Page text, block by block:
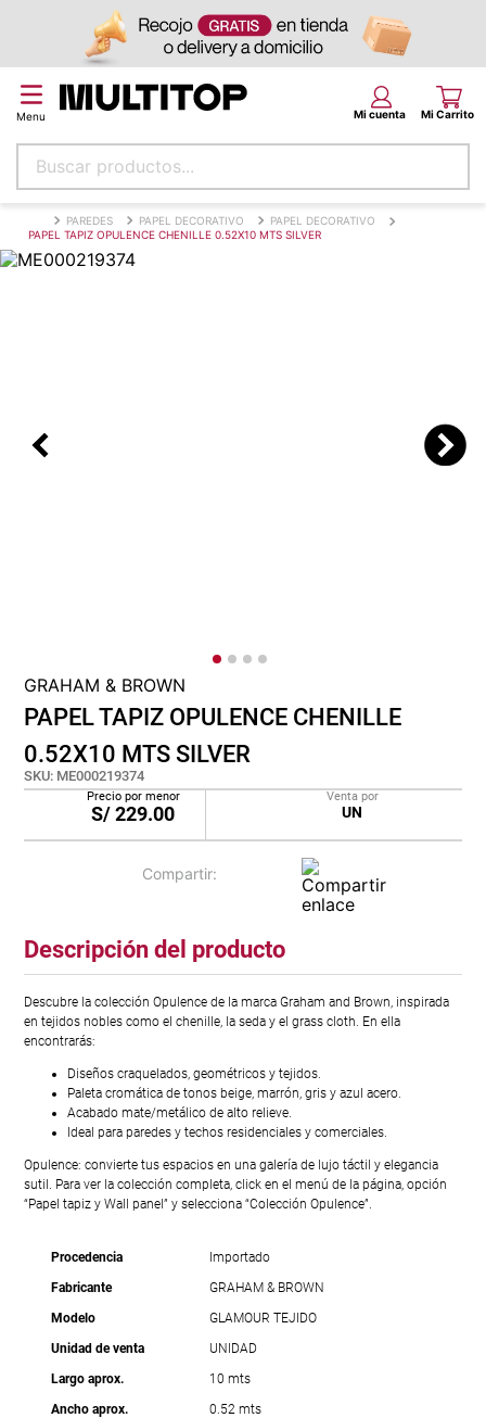
Buscar productos...
PAREDES PAPEL DECORATIVO
PAPEL DECORATIVO
PAPEL TAPIZ OPULENCE CHENILLE 0.52X10 MTS SILVER
GRAHAM & BROWN
PAPEL TAPIZ OPULENCE CHENILLE
0.52X10 MTS SILVER
SKU: ME000219374
Precio por menor
S/229.00
Venta por
UN
Descripción del producto
Descubre la colección Opulence de la marca Graham and Brown, inspirada
en tejidos nobles como el chenille, la seda y el grass cloth. En ella
encontrarás:
Diseños craquelados, geométricos y tejidos.
Paleta cromática de tonos beige, marrón, gris y azul acero.
Acabado mate/metálico de alto relieve.
Ideal para paredes y techos residenciales y comerciales.
Opulence: convierte tus espacios en una galería de lujo táctil y elegancia
sutil. Para ver la colección completa, click en el menú de la página, opción
“Papel tapiz y Wall panel” y selecciona “Colección Opulence”.
Procedencia
Importado
Fabricante
GRAHAM & BROWN
Modelo
GLAMOUR TEJIDO
Unidad de venta
UNIDAD
Largo aprox.
10 mts
Ancho aprox.
0.52 mts
Términos más buscados
papel tapiz
tela